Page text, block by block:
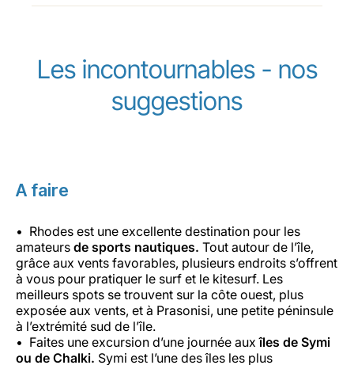
Les incontournables - nos
suggestions
A faire
Rhodes est une excellente destination pour les
amateurs de sports nautiques. Tout autour de l’île,
grâce aux vents favorables, plusieurs endroits s’offrent
à vous pour pratiquer le surf et le kitesurf. Les
meilleurs spots se trouvent sur la côte ouest, plus
exposée aux vents, et à Prasonisi, une petite péninsule
à l’extrémité sud de l’île.
Faites une excursion d’une journée auxîles de Symi
ou de Chalki. Symi est l’une des îles les plus